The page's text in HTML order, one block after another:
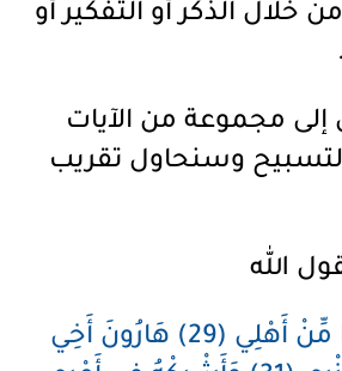
الذكر أو التفكير أو
مجموعة من الآيات
وسنحاول تقريب
الله
وَاجْعَل لِّي وَزِيرًا مِّنْ أَهْلِي (29) هَارُونَ أَخِي